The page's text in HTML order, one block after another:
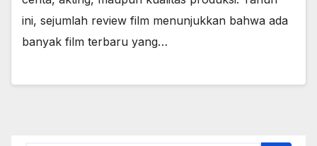
ini, sejumlah review film menunjukkan bahwa ada
banyak film terbaru yang…